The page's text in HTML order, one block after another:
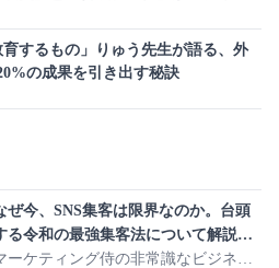
育するもの」りゅう先生が語る、外
の成果を引き出す秘訣
ぜ今、SNS集客は限界なのか。台頭
る令和の最強集客法について解説し
す。
ーケティング侍の非常識なビジネス